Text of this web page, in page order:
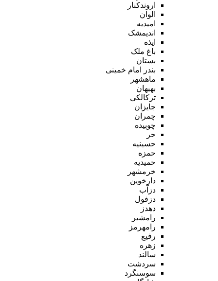
اروندکنار
الوان
امیدیه
اندیمشک
ایذه
باغ ملک
بستان
بندر امام خمینی
ماهشهر
بهبهان
ترکالکی
جایزان
چمران
چوبیده
حر
حسینیه
حمزه
حمیدیه
خرمشهر
دارخوین
دزآب
دزفول
دهدز
رامشیر
رامهرمز
رفیع
زهره
سالند
سردشت
سوسنگرد